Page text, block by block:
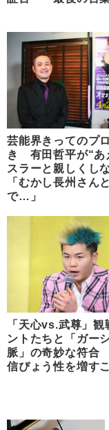
芸能界きってのプ
き 有田哲平が“あ
スラーと親しくし
「むかし長州さん
で…」
「天心vs.武尊」観
ントたちと「ガー
脈」の奇妙な符合
信ぴょう性を増す